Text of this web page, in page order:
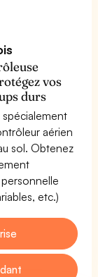
vos
durs
spécialement
aérien
sol. Obtenez
etc.)